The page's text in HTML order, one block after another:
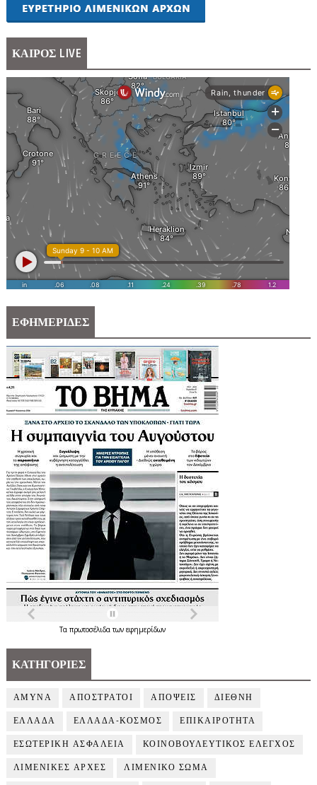
ΚΑΙΡΟΣ LIVE
ΕΦΗΜΕΡΙΔΕΣ
Τα πρωτοσέλιδατων εφημερίδων
ΚΑΤΗΓΟΡΙΕΣ
ΑΜΥΝΑ ΑΠΟΣΤΡΑΤΟΙ ΑΠΟΨΕΙΣ ΔΙΕΘΝΗ
ΕΛΛΑΔΑ ΕΛΛΑΔΑ-ΚΟΣΜΟΣ ΕΠΙΚΑΙΡΟΤΗΤΑ
ΕΣΩΤΕΡΙΚΗ ΑΣΦΑΛΕΙΑ ΚΟΙΝΟΒΟΥΛΕΥΤΙΚΟΣ ΕΛΕΓΧΟΣ
ΛΙΜΕΝΙΚΕΣ ΑΡΧΕΣ ΛΙΜΕΝΙΚΟ ΣΩΜΑ